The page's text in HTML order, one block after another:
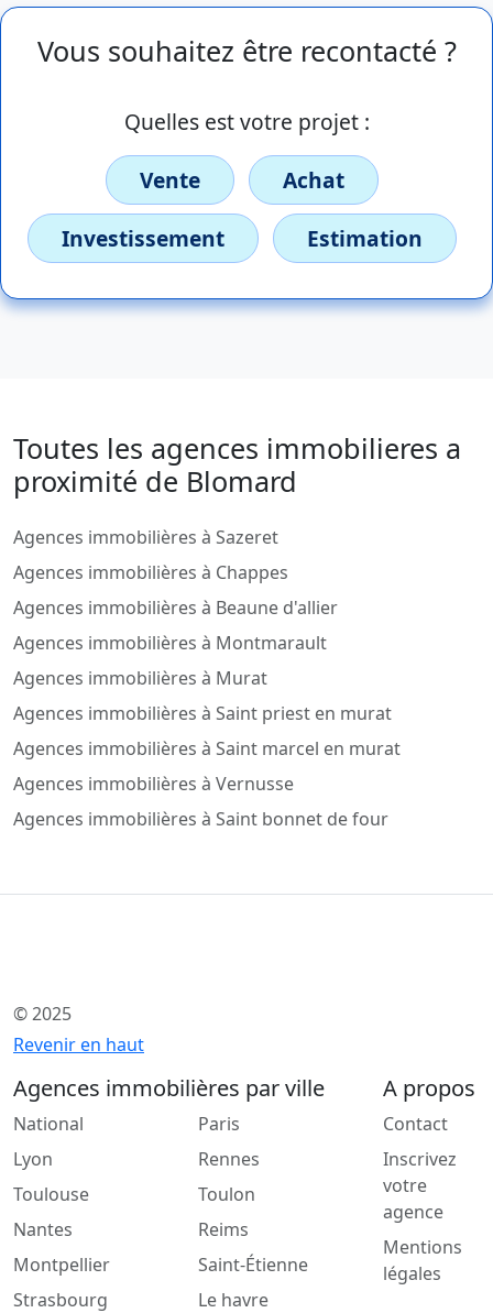
Vous souhaitez être recontacté ?
Quelles est votre projet :
Vente
Achat
Investissement
Estimation
Toutes les agences immobilieres a
proximité de Blomard
Agences immobilières à Sazeret
Agences immobilières à Chappes
Agences immobilières à Beaune d'allier
Agences immobilières à Montmarault
Agences immobilières à Murat
Agences immobilières à Saint priest en murat
Agences immobilières à Saint marcel en murat
Agences immobilières à Vernusse
Agences immobilières à Saint bonnet de four
© 2025
Revenir en haut
Agences immobilières par ville
National
Lyon
Toulouse
Nantes
Montpellier
Strasbourg
Paris
Rennes
Toulon
Reims
Saint-Étienne
Le havre
A propos
Contact
Inscrivez
votre
agence
Mentions
légales